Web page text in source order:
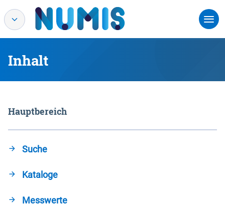
Inhalt
Hauptbereich
Suche
Kataloge
Messwerte